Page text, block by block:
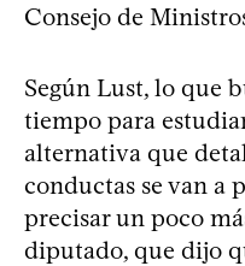
Consejo de
Según Lust, lo que
tiempo para
alternativa que
conductas se van a
precisar un poco
diputado, que dijo